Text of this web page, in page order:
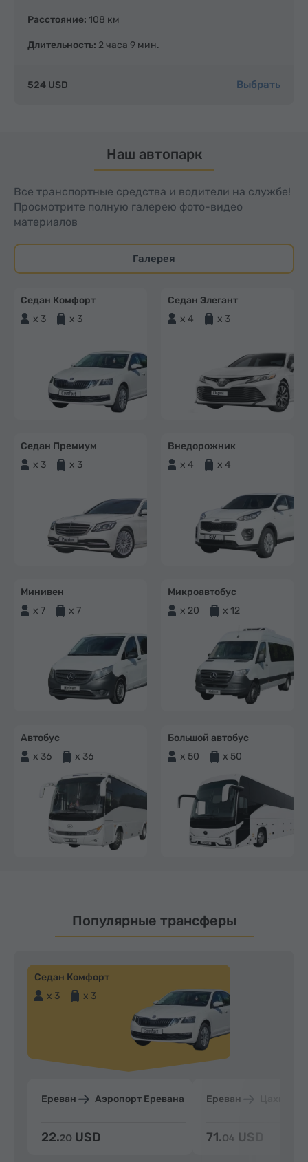
Расстояние: 108 км
Длительность: 2 часа 9 мин.
524 USD Выбрать
Наш автопарк
Все транспортные средства и водители на службе!
Просмотрите полную галерею фото-видео
материалов
Галерея
Седан Комфорт
x 3
x 3
Седан Элегант
x 4
x 3
Седан Премиум
x 3
x 3
Внедорожник
x 4
x 4
Минивен
x 7
x 7
Микроавтобус
x 20
x 12
Автобус
x 36
x 36
Большой автобус
x 50
x 50
Популярные трансферы
Седан Комфорт
x 3
x 3
Ереван Аэропорт Еревана
22.20 USD
Ереван
71.04 USD